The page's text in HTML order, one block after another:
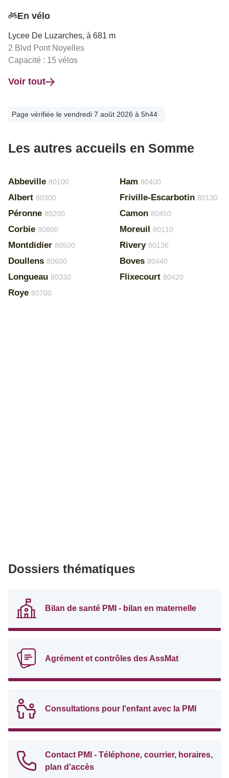
En vélo
Lycee De Luzarches, à 681 m
2 Blvd Pont Noyelles
Capacité : 15 vélos
Voir tout
Page vérifiée le vendredi 7 août 2026 à 5h44
Les autres accueils en Somme
Abbeville 80100
Albert 80300
Péronne 80200
Corbie 80800
Montdidier 80500
Doullens 80600
Longueau 80330
Roye 80700
Ham 80400
Friville-Escarbotin 80130
Camon 80450
Moreuil 80110
Rivery 80136
Boves 80440
Flixecourt 80420
Dossiers thématiques
Bilan de santé PMI - bilan en maternelle
Agrément et contrôles des AssMat
Consultations pour l'enfant avec la PMI
Contact PMI - Téléphone, courrier, horaires,
plan d'accès